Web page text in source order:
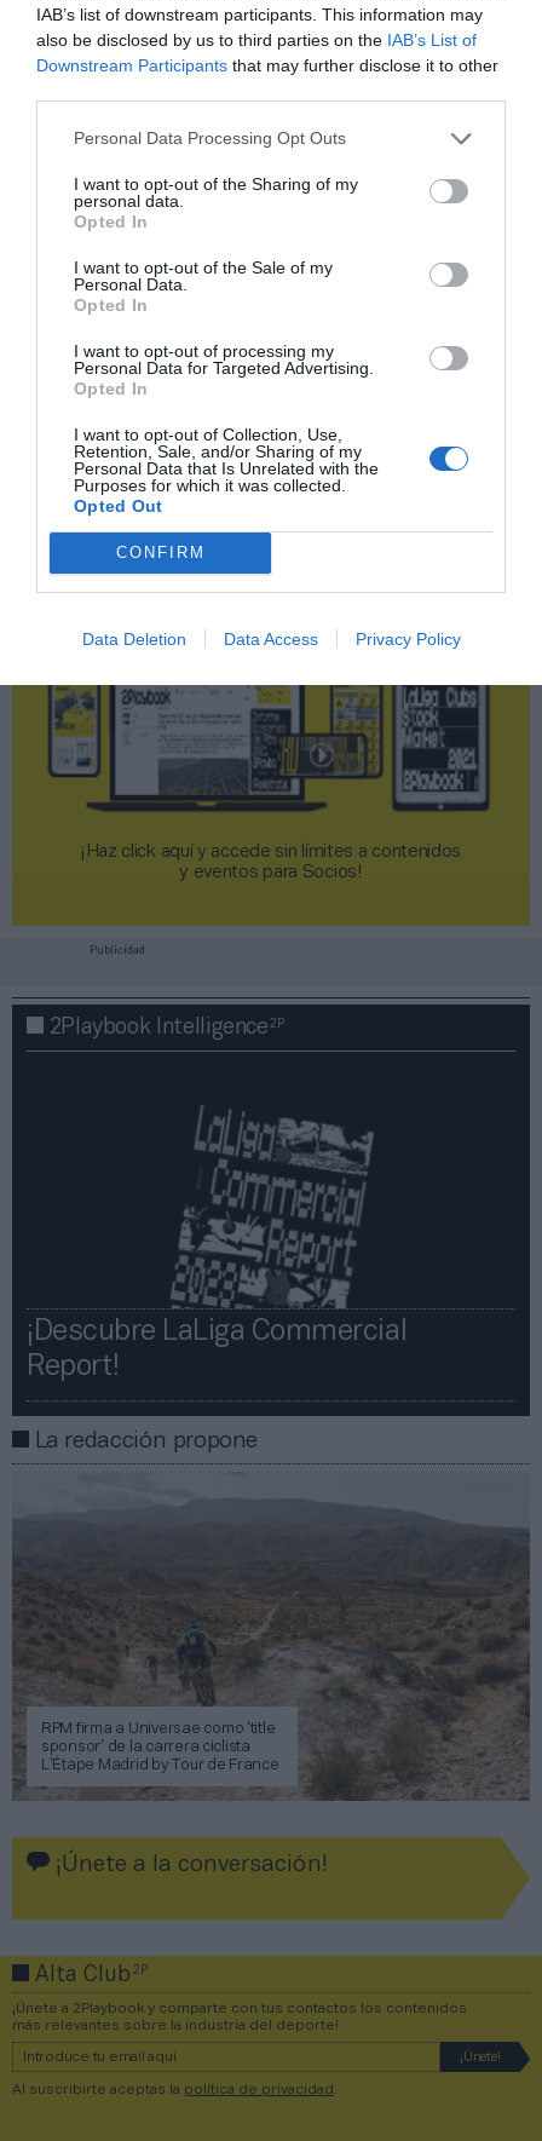
IAB’s list of downstream participants. This information may
also be disclosed by us to third parties on the IAB’s List of
Downstream Participants that may further disclose it to other
Personal Data Processing Opt Outs
I want to opt-out of the Sharing of my
personal data.
Opted In
I want to opt-out of the Sale of my
Personal Data.
Opted In
I want to opt-out of processing my
Personal Data for Targeted Advertising.
Opted In
I want to opt-out of Collection, Use,
Retention, Sale, and/or Sharing of my
Personal Data that Is Unrelated with the
Purposes for which it was collected.
Opted Out
CONFIRM
Data Deletion Data Access Privacy Policy
RPM-Mktg
Brooks Sports
Compartir
Publicidad
2Playbook Club2P
¡Haz click aquí y accede sin límites a contenidos
y eventos para Socios!​​​​​​​
Publicidad
2Playbook Intelligence2P
¡Descubre LaLiga Commercial
Report!​​
La redacción propone
RPM firma a Universae como ‘title
sponsor’ de la carrera ciclista
L’Étape Madrid by Tour de France
¡Únete a la conversación!
Alta Club2P
¡Únete a 2Playbook y comparte con tus contactos los contenidos
más relevantes sobre la industria del deporte!
Al suscribirte aceptas la política de privacidad .